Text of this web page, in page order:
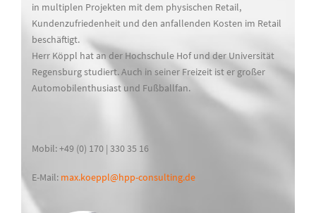
in multiplen Projekten mit dem physischen Retail,
Kundenzufriedenheit und den anfallenden Kosten im Retail
beschäftigt.
Herr Köppl hat an der Hochschule Hof und der Universität
Regensburg studiert. Auch in seiner Freizeit ist er großer
Automobilenthusiast und Fußballfan.
Mobil: +49 (0) 170 | 330 35 16
E-Mail: max.koeppl@hpp-consulting.de